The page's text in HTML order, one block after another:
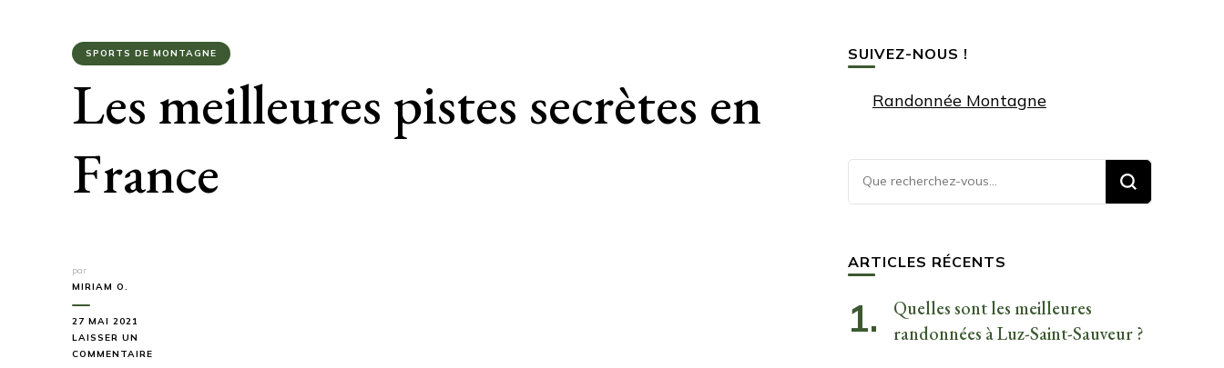
SPORTS DE MONTAGNE
Les meilleures pistes secrètes en
France
par
MIRIAM O.
27 MAI 2021
LAISSER UN
COMMENTAIRE
SUIVEZ-NOUS !
Randonnée Montagne
Vous
recherchiez
ARTICLES RÉCENTS
Quelles sont les meilleures
randonnées à Luz-Saint-Sauveur ?